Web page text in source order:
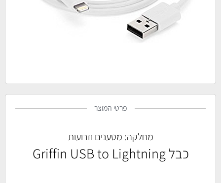
פרטי המוצר
מחלקה: מטענים וזרועות
כבל Griffin USB to Lightning